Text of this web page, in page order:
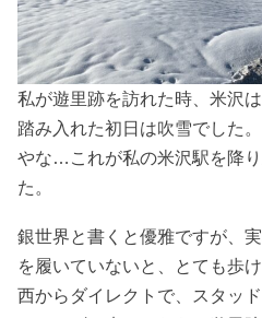
私が遊里跡を訪れた時、米沢
踏み入れた初日は吹雪でした
やな…これが私の米沢駅を降
た。
銀世界と書くと優雅ですが、
を履いていないと、とても歩
西からダイレクトで、スタッ